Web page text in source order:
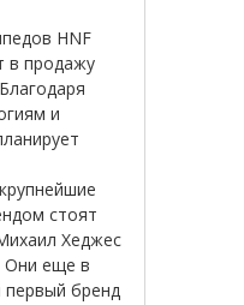
HNF
в продажу
Благодаря
и
крупнейшие
стоят
Хеджес
Они еще в
первый бренд